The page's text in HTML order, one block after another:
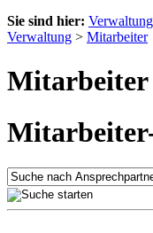
Sie sind hier:
Verwaltung > Mitarbeiter
Mitarbeiter